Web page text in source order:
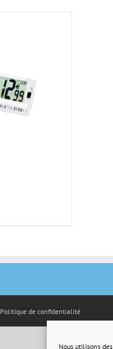
Nous utilisons
Politique de confidentialité